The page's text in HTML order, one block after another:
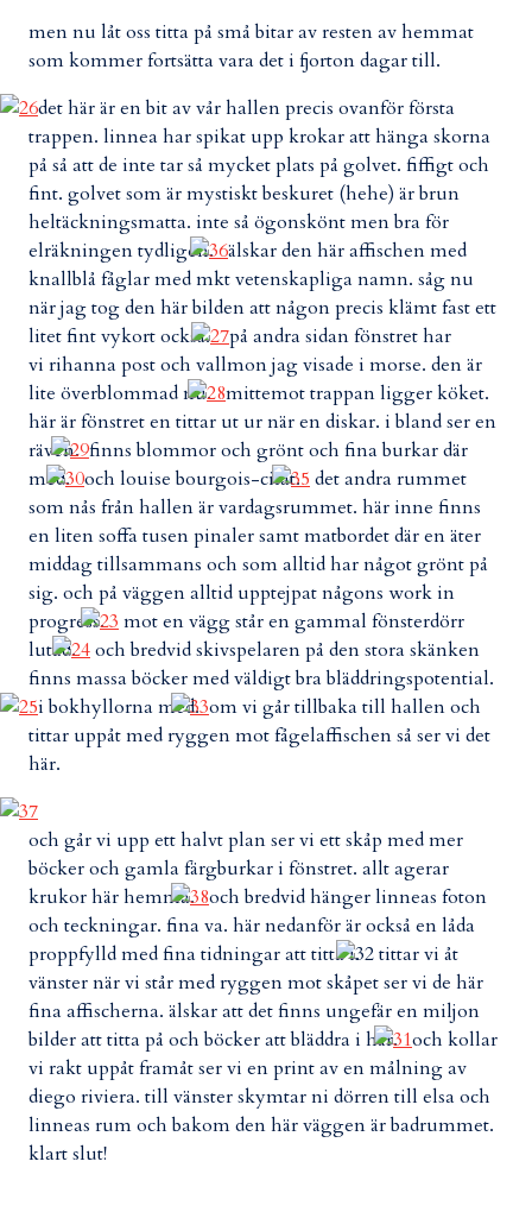
men nu låt oss titta på små bitar av resten av hemmat
som kommer fortsätta vara det i fjorton dagar till.
det här är en bit av vår hallen precis ovanför första
trappen. linnea har spikat upp krokar att hänga skorna
på så att de inte tar så mycket plats på golvet. fiffigt och
fint. golvet som är mystiskt beskuret (hehe) är brun
heltäckningsmatta. inte så ögonskönt men bra för
elräkningen tydligen. älskar den här affischen med
knallblå fåglar med mkt vetenskapliga namn. såg nu
när jag tog den här bilden att någon precis klämt fast ett
litet fint vykort också. på andra sidan fönstret har
vi rihanna post och vallmon jag visade i morse. den är
lite överblommad nu. mittemot trappan ligger köket.
här är fönstret en tittar ut ur när en diskar. i bland ser en
räven. finns blommor och grönt och fina burkar där
med. och louise bourgois-citat. det andra rummet
som nås från hallen är vardagsrummet. här inne finns
en liten soffa tusen pinaler samt matbordet där en äter
middag tillsammans och som alltid har något grönt på
sig. och på väggen alltid upptejpat någons work in
progress. mot en vägg står en gammal fönsterdörr
lutad. och bredvid skivspelaren på den stora skänken
finns massa böcker med väldigt bra bläddringspotential.
i bokhyllorna med. om vi går tillbaka till hallen och
tittar uppåt med ryggen mot fågelaffischen så ser vi det
här.
och går vi upp ett halvt plan ser vi ett skåp med mer
böcker och gamla färgburkar i fönstret. allt agerar
krukor här hemma. och bredvid hänger linneas foton
och teckningar. fina va. här nedanför är också en låda
proppfylld med fina tidningar att titta i. tittar vi åt
vänster när vi står med ryggen mot skåpet ser vi de här
fina affischerna. älskar att det finns ungefär en miljon
bilder att titta på och böcker att bläddra i här. och kollar
vi rakt uppåt framåt ser vi en print av en målning av
diego riviera. till vänster skymtar ni dörren till elsa och
linneas rum och bakom den här väggen är badrummet.
klart slut!